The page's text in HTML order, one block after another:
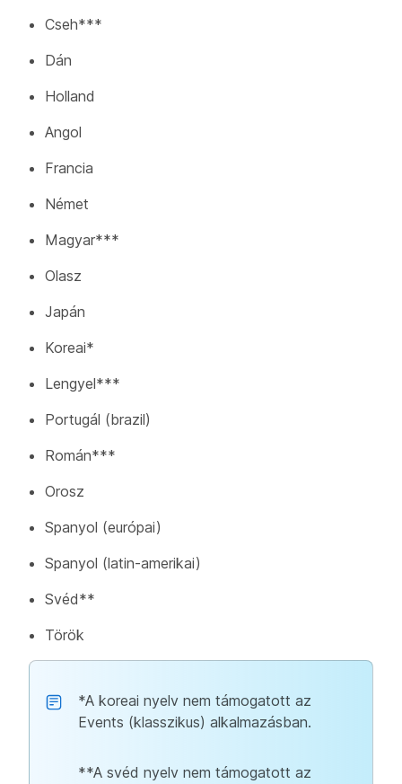
Cseh***
Dán
Holland
Angol
Francia
Német
Magyar***
Olasz
Japán
Koreai*
Lengyel***
Portugál (brazil)
Román***
Orosz
Spanyol (európai)
Spanyol (latin-amerikai)
Svéd**
Török
*A koreai nyelv nem támogatott az
Events (klasszikus) alkalmazásban.
**A svéd nyelv nem támogatott az